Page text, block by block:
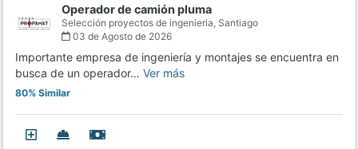
Operador de camión pluma
Selección proyectos de ingenieria, Santiago
03 de Agosto de 2026
Importante empresa de ingeniería y montajes se encuentra en
busca de un operador… Ver más
80% Similar